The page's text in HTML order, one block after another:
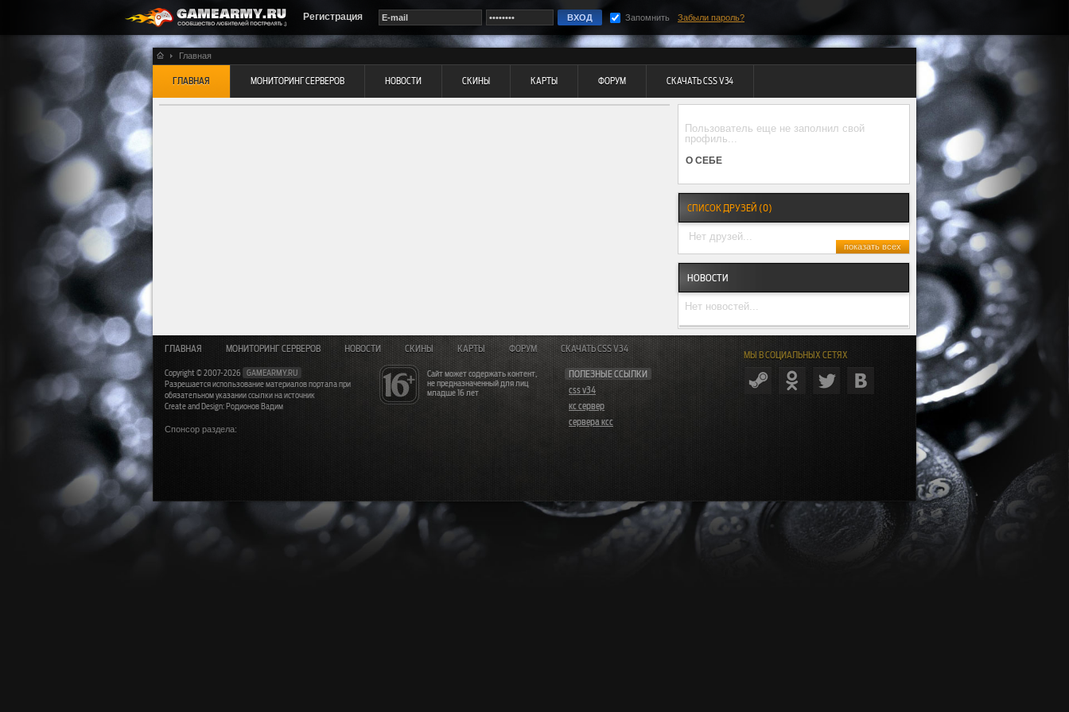
Регистрация Запомнить Забыли пароль?
Главная
ГЛАВНАЯ МОНИТОРИНГ СЕРВЕРОВ НОВОСТИ СКИНЫ КАРТЫ ФОРУМ СКАЧАТЬ CSS V34
Пользователь еще не заполнил свой
профиль...
О СЕБЕ
СПИСОК ДРУЗЕЙ (0)
Нет друзей...
показать всех
НОВОСТИ
Нет новостей...
МЫ В СОЦИАЛЬНЫХ СЕТЯХ
Сайт может содержать контент,
не предназначенный для лиц
младше 16 лет
ПОЛЕЗНЫЕ ССЫЛКИ
css v34
кс сервер
сервера ксс
ГЛАВНАЯ МОНИТОРИНГ СЕРВЕРОВ НОВОСТИ СКИНЫ КАРТЫ ФОРУМ СКАЧАТЬ CSS V34
Copyright © 2007-2026
GAMEARMY.RU
Разрешается использование материалов портала при
обязательном указании ссылки на источник
Create and Design: Родионов Вадим
Спонсор раздела: